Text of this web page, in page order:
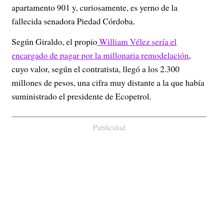
apartamento 901 y, curiosamente, es yerno de la
fallecida senadora Piedad Córdoba.
Según Giraldo, el propioWilliam Vélez sería el
encargado de pagar por la millonaria remodelación,
cuyo valor, según el contratista, llegó a los 2.300
millones de pesos, una cifra muy distante a la que había
suministrado el presidente de Ecopetrol.
Publicidad